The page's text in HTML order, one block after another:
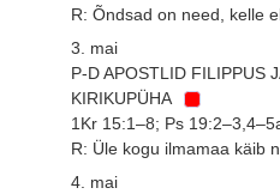
R: Õndsad on need, kelle
3. mai
P-D APOSTLID FILIPPUS
KIRIKUPÜHA
1Kr 15:1–8; Ps
R: Üle kogu ilmamaa käib
4. mai